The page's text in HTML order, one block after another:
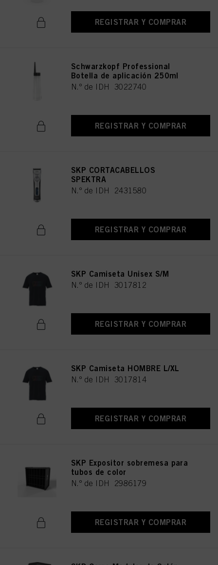
REGISTRAR Y COMPRAR
Schwarzkopf Professional
Botella de aplicación 250ml
N.º de IDH 3022740
REGISTRAR Y COMPRAR
SKP CORTACABELLOS
SPEKTRA
N.º de IDH 2431580
REGISTRAR Y COMPRAR
SKP Camiseta Unisex S/M
N.º de IDH 3017812
REGISTRAR Y COMPRAR
SKP Camiseta HOMBRE L/XL
N.º de IDH 3017814
REGISTRAR Y COMPRAR
SKP Expositor sobremesa para
tubos de color
N.º de IDH 2986179
REGISTRAR Y COMPRAR